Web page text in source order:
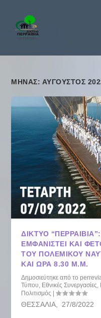
ΜΉΝΑΣ: ΑΎΓΟΥΣΤΟΣ
ΔΊΚΤΥΟ
ΕΜΦΑΝΙΣΤΕΊ ΚΑΙ
ΤΟΥ ΠΟΛΕΜΙΚΟΎ
ΚΑΙ ΏΡΑ 8.30 Μ.Μ.
Δημοσιεύτηκε από το
Τύπου Εθνικές Συνεργασίες
Πολιτισμός |
ΘΕΣΣΑΛΙΑ, 27/8/2022
ΑΡΙΘΜ.